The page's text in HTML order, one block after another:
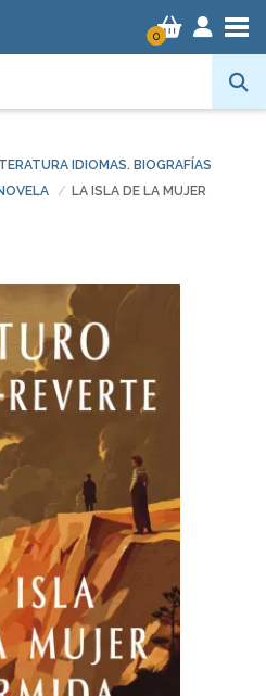
0
IDIOMAS. BIOGRAFÍAS
LA ISLA DE LA MUJER